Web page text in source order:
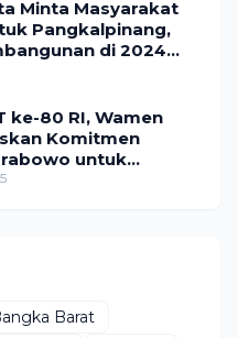
Minta Masyarakat
Pangkalpinang,
di 2024
ke-80 RI, Wamen
Komitmen
untuk
Rakyat
Barat